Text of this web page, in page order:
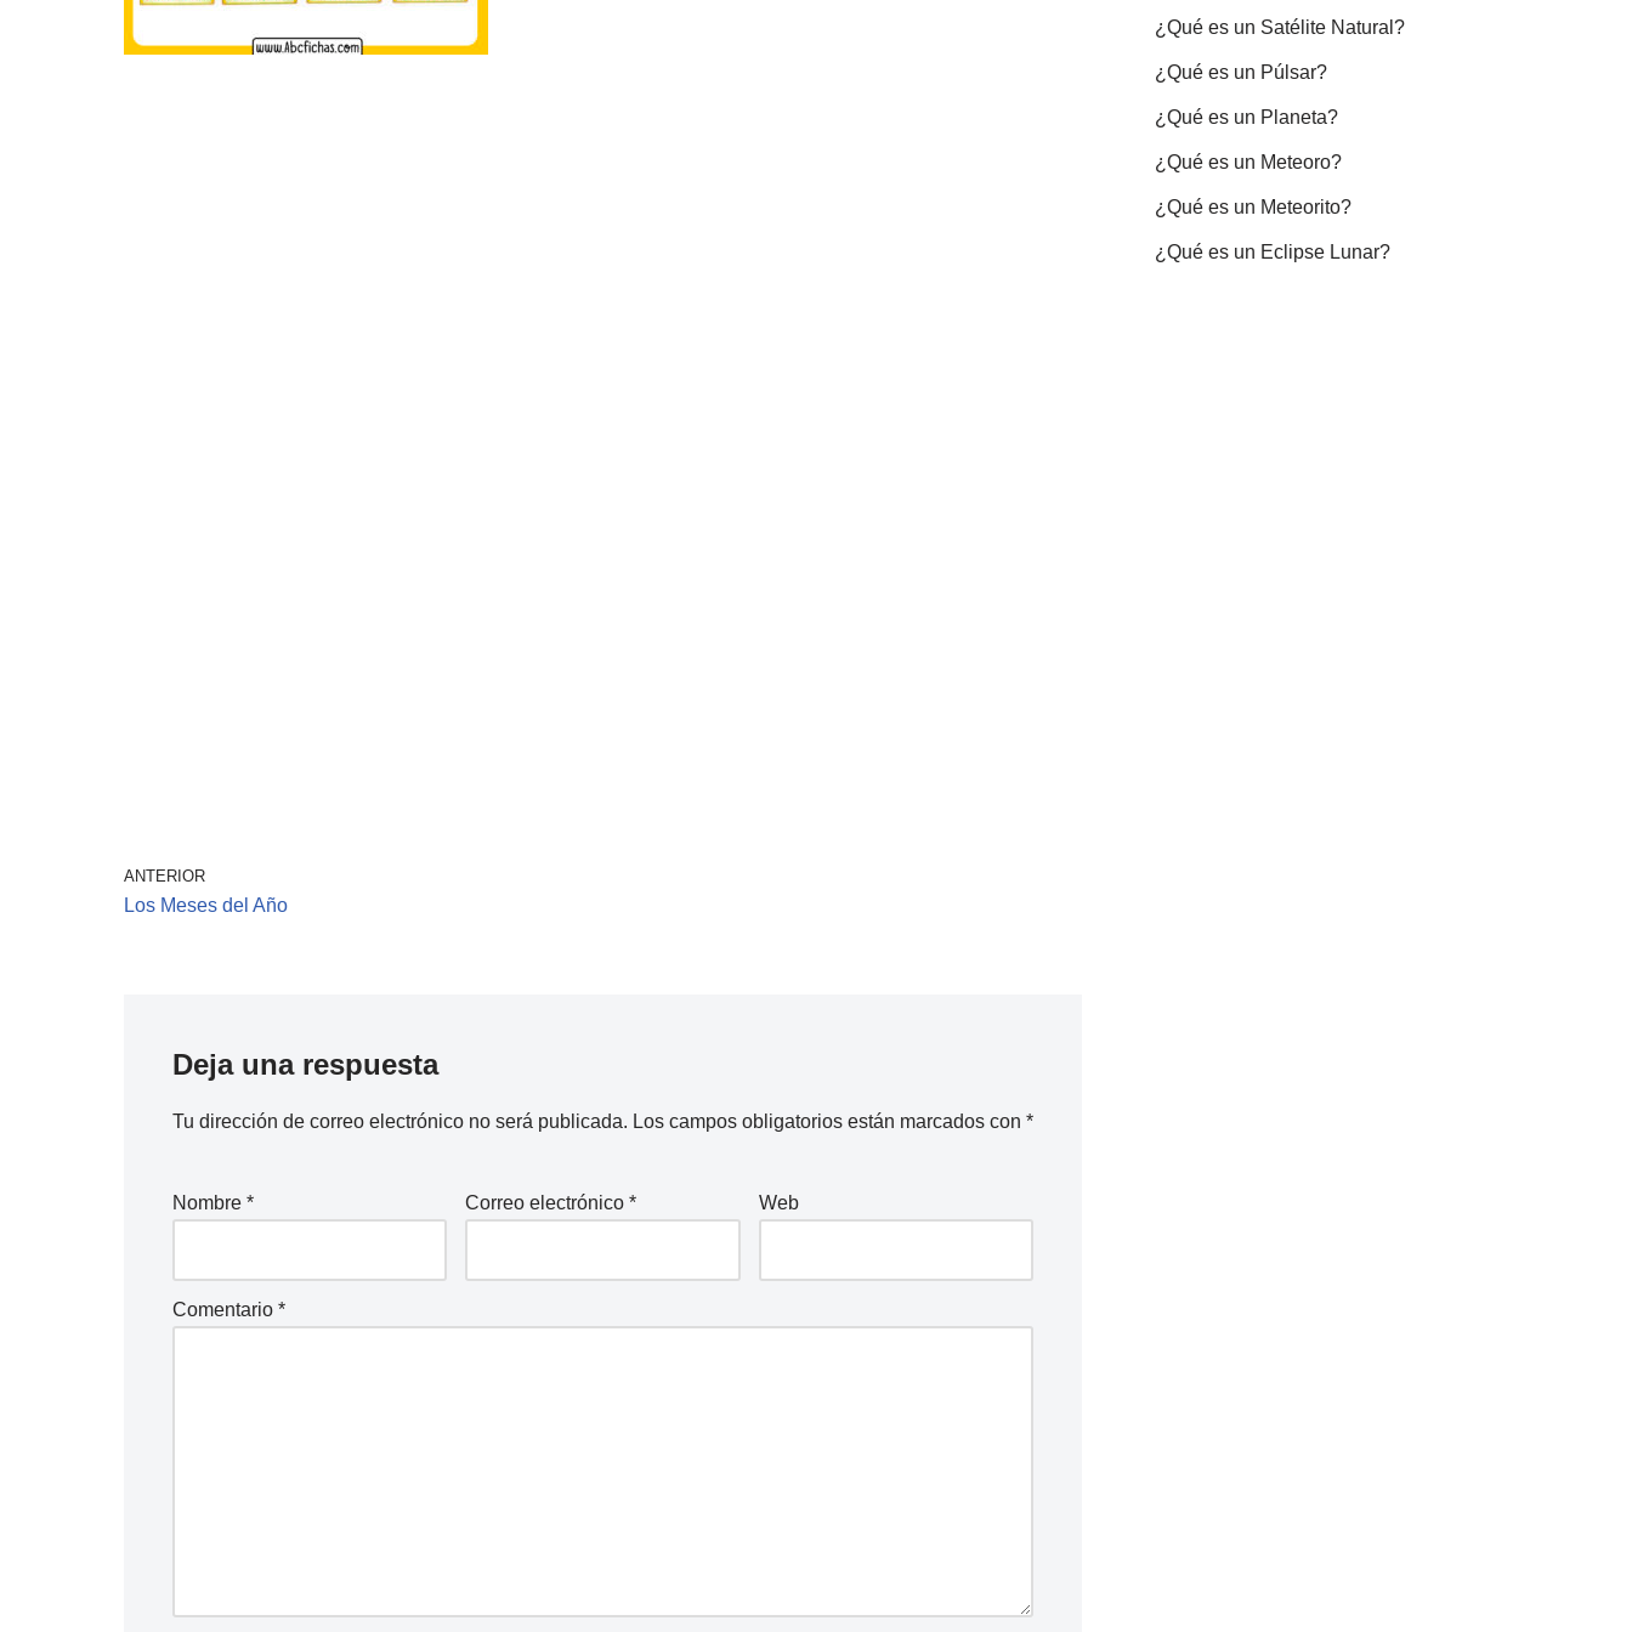
ANTERIOR
Los Meses del Año
Deja una respuesta
Tu dirección de correo electrónico no será publicada. Los campos obligatorios están marcados con *
Nombre * Correo electrónico* Web
Comentario *
¿Qué es un Satélite Natural?
¿Qué es un Púlsar?
¿Qué es un Planeta?
¿Qué es un Meteoro?
¿Qué es un Meteorito?
¿Qué es un Eclipse Lunar?